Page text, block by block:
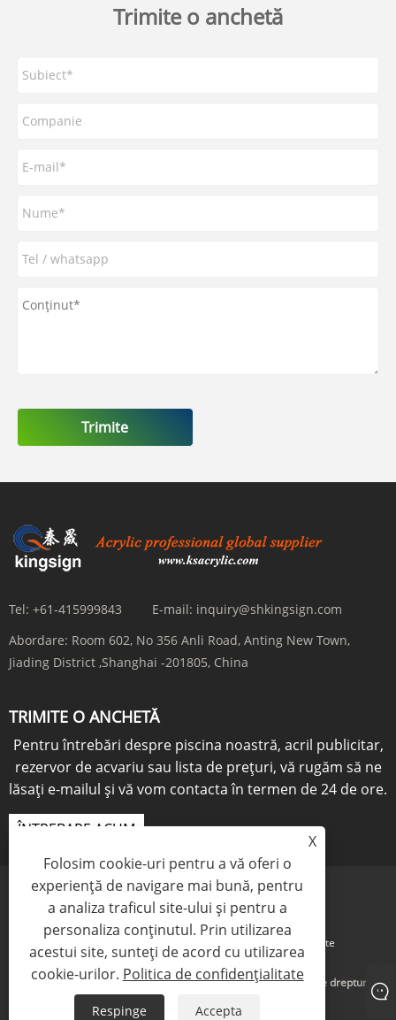
Trimite o anchetă
Trimite
Tel: +61-415999843 E-mail: inquiry@shkingsign.com
Abordare: Room 602, No 356 Anli Road, Anting New Town,
Jiading District ,Shanghai -201805, China
TRIMITE O ANCHETĂ
Pentru întrebări despre piscina noastră, acril publicitar,
rezervor de acvariu sau lista de prețuri, vă rugăm să ne
lăsați e-mailul și vă vom contacta în termen de 24 de ore.
ÎNTREBARE ACUM
RSS Politica de confidențialitate
Copyright © 2021 KINGSIGN INDUSTRY (CHINA) LIMITED Toate drepturile
rezervate
X
Folosim cookie-uri pentru a vă oferi o
experiență de navigare mai bună, pentru
a analiza traficul site-ului și pentru a
personaliza conținutul. Prin utilizarea
acestui site, sunteți de acord cu utilizarea
cookie-urilor. Politica de confidențialitate
Respinge Accepta